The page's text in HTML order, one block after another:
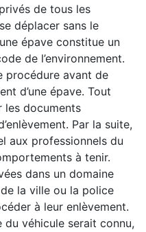
de tous les
déplacer sans le
épave constitue un
de l’environnement.
procédure avant de
d’une épave. Tout
les documents
Par la suite,
aux professionnels du
à tenir.
dans un domaine
la ville ou la police
à leur enlèvement.
véhicule serait connu,